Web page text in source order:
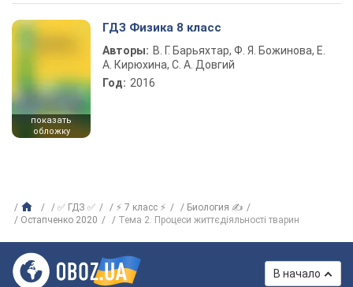
показать
обложку
ГДЗ Физика 8 класс
Авторы: В. Г. Барьяхтар, Ф. Я. Божинова, Е.
А. Кирюхина, С. А. Довгий
Год: 2016
✅ ГДЗ ✅ ⚡ 7 класс ⚡
Биология ✍
Остапченко 2020
Тема 2. Процеси життєдіяльності тварин
В начало